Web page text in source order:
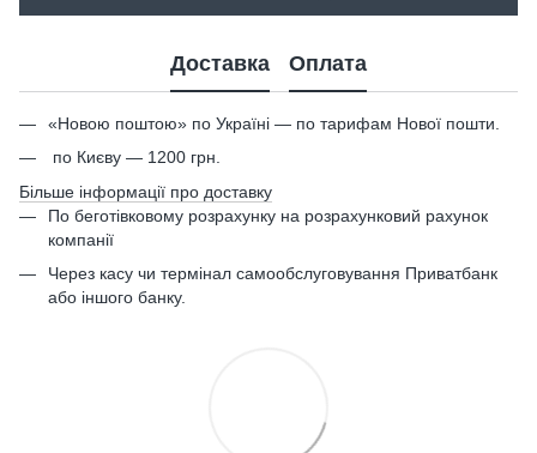
Доставка Оплата
«Новою поштою» по Україні — по тарифам Нової пошти.
по Києву — 1200 грн.
Більше інформації про доставку
По беготівковому розрахунку на розрахунковий рахунок
компанії
Через касу чи термінал самообслуговування Приватбанк
або іншого банку.